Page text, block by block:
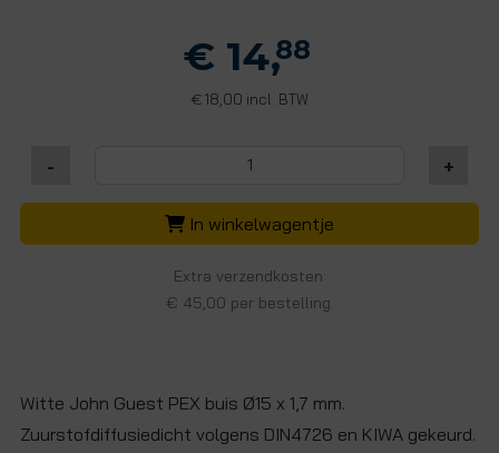
€ 14,88
€ 18,00 incl. BTW
- +
In winkelwagentje
Extra verzendkosten:
€ 45,00 per bestelling.
Witte John Guest PEX buis Ø15 x 1,7 mm.
Zuurstofdiffusiedicht volgens DIN4726 en KIWA gekeurd.